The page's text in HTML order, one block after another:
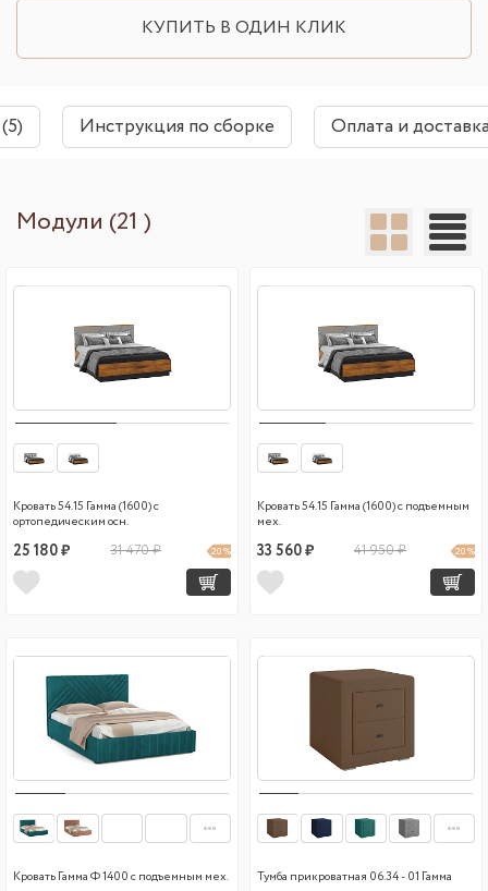
КУПИТЬ В ОДИН КЛИК
Инструкция по сборке Оплата и
Модули (21 )
Кровать 54.15 Гамма (1600) с
ортопедическим осн.
25 180 ₽ 31 470 ₽ 20 %
Кровать 54.15 Гамма (1600) с подъемным
мех.
33 560 ₽ 41 950 ₽ 20 %
Кровать Гамма Ф 1400 с подъемным мех. Тумба прикроватная 06.34 - 01 Гамма